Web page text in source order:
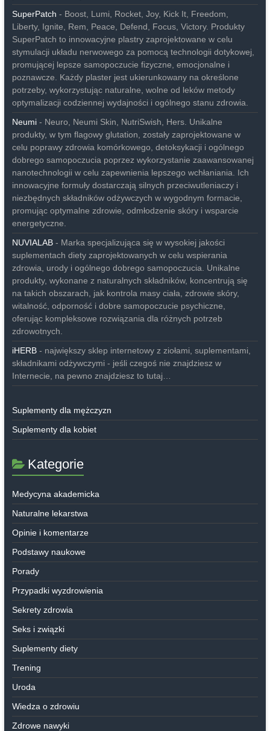
SuperPatch - Boost, Lumi, Rocket, Joy, Kick It, Freedom,
Liberty, Ignite, Rem, Peace, Defend, Focus, Victory. Produkty
SuperPatch to innowacyjne plastry zaprojektowane w celu
stymulacji układu nerwowego za pomocą technologii dotykowej,
promującej lepsze samopoczucie fizyczne, emocjonalne i
poznawcze. Każdy plaster jest ukierunkowany na określone
potrzeby, wykorzystując naturalne, wolne od leków metody
optymalizacji codziennej wydajności i ogólnego stanu zdrowia.
Neumi- Neuro, Neumi Skin, NutriSwish, Hers. Unikalne
produkty, w tym flagowy glutation, zostały zaprojektowane w
celu poprawy zdrowia komórkowego, detoksykacji i ogólnego
dobrego samopoczucia poprzez wykorzystanie zaawansowanej
nanotechnologii w celu zapewnienia lepszego wchłaniania. Ich
innowacyjne formuły dostarczają silnych przeciwutleniaczy i
niezbędnych składników odżywczych w wygodnym formacie,
promując optymalne zdrowie, odmłodzenie skóry i wsparcie
energetyczne.
NUVIALAB- Marka specjalizująca się w wysokiej jakości
suplementach diety zaprojektowanych w celu wspierania
zdrowia, urody i ogólnego dobrego samopoczucia. Unikalne
produkty, wykonane z naturalnych składników, koncentrują się
na takich obszarach, jak kontrola masy ciała, zdrowie skóry,
witalność, odporność i dobre samopoczucie psychiczne,
oferując kompleksowe rozwiązania dla różnych potrzeb
zdrowotnych.
iHERB- największy sklep internetowy z ziołami, suplementami,
składnikami odżywczymi - jeśli czegoś nie znajdziesz w
Internecie, na pewno znajdziesz to tutaj…
Suplementy dla mężczyzn
Suplementy dla kobiet
Kategorie
Medycyna akademicka
Naturalne lekarstwa
Opinie i komentarze
Podstawy naukowe
Porady
Przypadki wyzdrowienia
Sekrety zdrowia
Seks i związki
Suplementy diety
Trening
Uroda
Wiedza o zdrowiu
Zdrowe nawyki